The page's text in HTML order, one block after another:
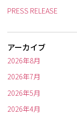
PRESS RELEASE
アーカイブ
2026年8月
2026年7月
2026年5月
2026年4月